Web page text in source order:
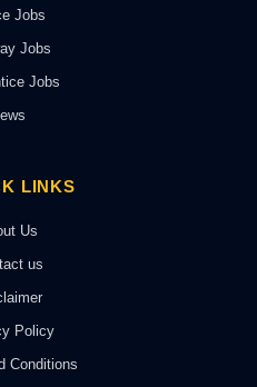
Jobs
Jobs
Jobs
LINKS
Us
us
Policy
Conditions